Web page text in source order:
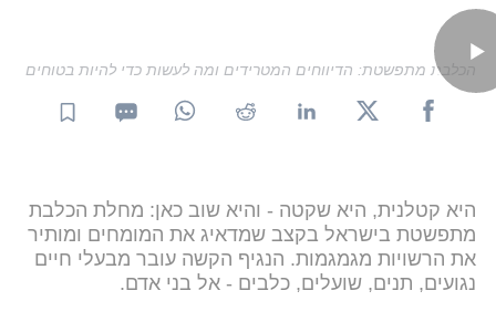
הכלבת מתפשטת: הדיווחים המטרידים ומה לעשות כדי להיות בטוחים
היא קטלנית, היא שקטה - והיא שוב כאן: מחלת הכלבת
מתפשטת בישראל בקצב שמדאיג את המומחים ומותיר
את הרשויות מגמגמות. הנגיף הקשה עובר מבעלי חיים
נגועים, תנים, שועלים, כלבים - אל בני אדם.